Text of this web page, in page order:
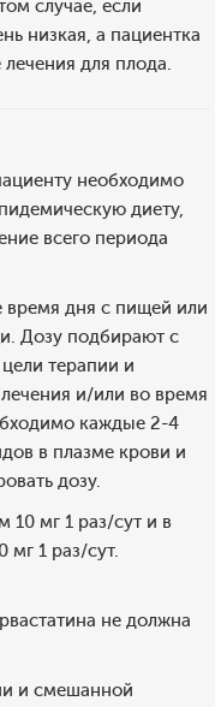
случае, если
низкая, а пациентка
для плода.
необходимо
диету,
всего периода
дня с пищей или
Дозу подбирают с
терапии и
и/или во время
каждые 2-4
в плазме крови и
дозу.
10 мг 1 раз/сут и в
мг 1 раз/сут.
не должна
и смешанной